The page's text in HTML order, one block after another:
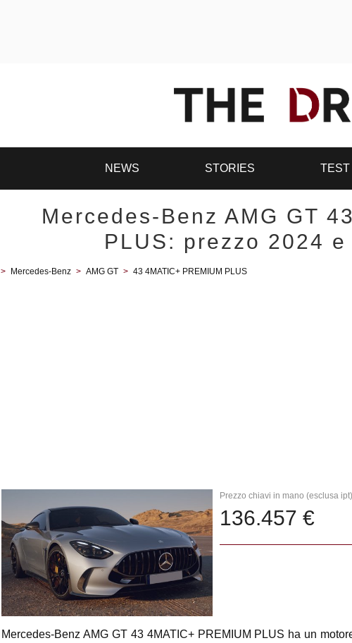
NEWS STORIES TEST
Mercedes-Benz AMG GT
PLUS: prezzo 2024
> Mercedes-Benz > AMG GT > 43 4MATIC+ PREMIUM PLUS
Prezzo chiavi in mano (esclusa
136.457 €
Mercedes-Benz AMG GT 43 4MATIC+ PREMIUM PLUS ha un